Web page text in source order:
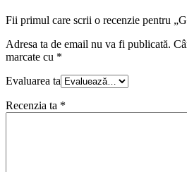
Fii primul care scrii o recenzie pentru
Adresa ta de email nu va fi publicată.
marcate cu *
Evaluarea ta
Recenzia ta *